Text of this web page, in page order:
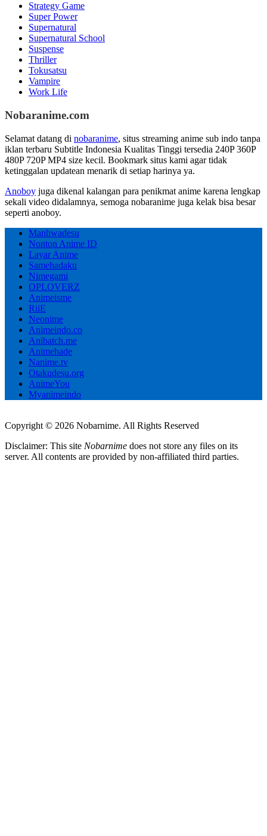
Strategy Game
Super Power
Supernatural
Supernatural School
Suspense
Thriller
Tokusatsu
Vampire
Work Life
Nobaranime.com
Selamat datang di nobaranime, situs streaming anime sub indo tanpa
iklan terbaru Subtitle Indonesia Kualitas Tinggi tersedia 240P 360P
480P 720P MP4 size kecil. Bookmark situs kami agar tidak
ketinggalan updatean menarik di setiap harinya ya.
Anoboy juga dikenal kalangan para penikmat anime karena lengkap
sekali video didalamnya, semoga nobaranime juga kelak bisa besar
seperti anoboy.
Manhwadesu
Nonton Anime ID
Layar Anime
Samehadaku
Nimegami
OPLOVERZ
Animeisme
RiiE
Neonime
Animeindo.co
Anibatch.me
Animehade
Nanime.tv
Otakudesu.org
AnimeYou
Myanimeindo
Copyright © 2026 Nobarnime. All Rights Reserved
Disclaimer: This site Nobarnime does not store any files on its
server. All contents are provided by non-affiliated third parties.